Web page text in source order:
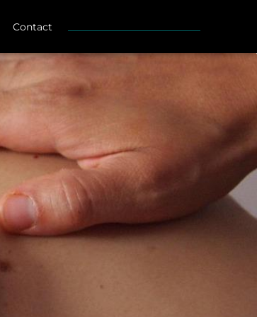
Contact